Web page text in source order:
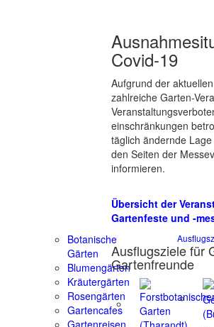
Covid-19
Aufgrund der
zahlreiche Garten-
einschränkungen
täglich ändernde
den Seiten der
informieren.
Übersicht der
Gartenfeste und -
Botanische
Gärten
Blumengärten
Kräutergärten
Rosengärten
Gartencafes
Ausflugsziele für
Gartenfreunde